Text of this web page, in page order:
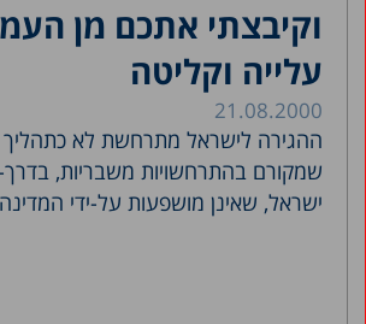
וקיבצתי אתכם מן
עלייה וקליטה
21.08.2000
ההגירה לישראל מתרחשת לא כתהליך
שמקורם בהתרחשויות משבריות,
ישראל, שאינן מושפעות על-ידי